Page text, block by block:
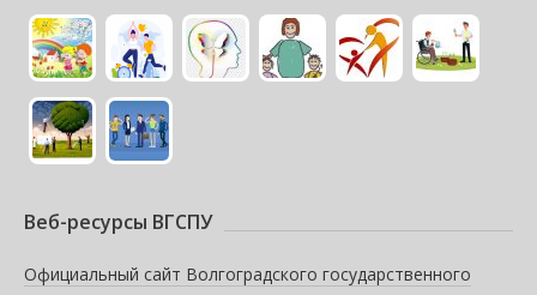
Веб-ресурсы ВГСПУ
Официальный сайт Волгоградского государственного